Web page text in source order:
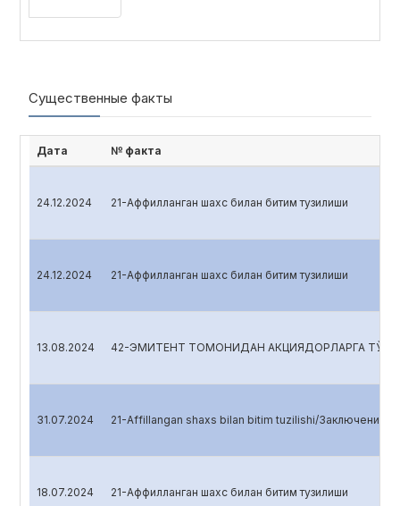
Существенные факты
Дата № факта
24.12.2024 21-Аффилланган шахс билан битим тузилиши
24.12.2024 21-Аффилланган шахс билан битим тузилиши
13.08.2024 42-ЭМИТЕНТ ТОМОНИДАН АКЦИЯДОРЛАРГА
31.07.2024 21-Affillangan shaxs bilan bitim tuzilishi/Заключение
18.07.2024 21-Аффилланган шахс билан битим тузилиши